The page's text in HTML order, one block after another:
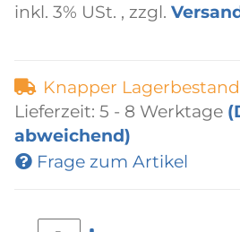
inkl. 3% USt. , zzgl.
Knapper Lagerbestand
Lieferzeit: 5 - 8 Werktage
abweichend)
Frage zum Artikel